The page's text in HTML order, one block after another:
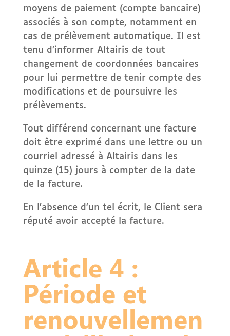
moyens de paiement (compte bancaire)
associés à son compte, notamment en
cas de prélèvement automatique. Il est
tenu d’informer Altairis de tout
changement de coordonnées bancaires
pour lui permettre de tenir compte des
modifications et de poursuivre les
prélèvements.
Tout différend concernant une facture
doit être exprimé dans une lettre ou un
courriel adressé à Altairis dans les
quinze (15) jours à compter de la date
de la facture.
En l’absence d’un tel écrit, le Client sera
réputé avoir accepté la facture.
Article 4 :
Période et
renouvellemen